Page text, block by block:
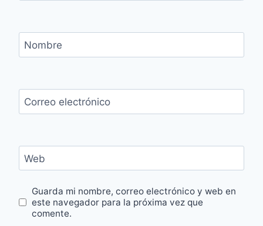
Nombre
Correo electrónico
Web
Guarda mi nombre, correo electrónico y web en
este navegador para la próxima vez que
comente.